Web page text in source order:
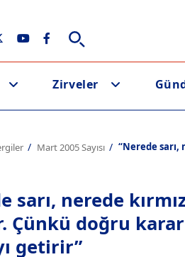
Zirveler
Mart 2005 Sayısı “Nerede sarı,
sarı, nerede
Çünkü doğru
getirir”